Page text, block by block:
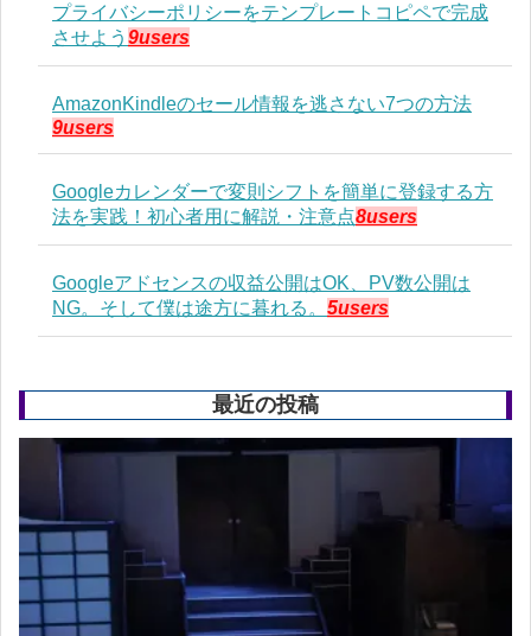
プライバシーポリシーをテンプレートコピペで完成
させよう 9users
AmazonKindleのセール情報を逃さない7つの方法
9users
Googleカレンダーで変則シフトを簡単に登録する方
法を実践！初心者用に解説・注意点8users
Googleアドセンスの収益公開はOK、PV数公開は
NG。そして僕は途方に暮れる。 5users
最近の投稿